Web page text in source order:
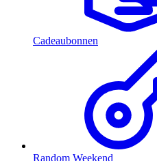
Cadeaubonnen
Random Weekend